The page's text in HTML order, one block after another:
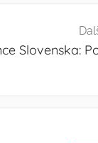
Slovenska: